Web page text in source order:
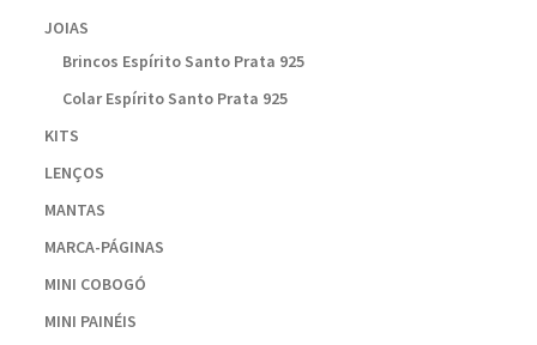
JOIAS
Brincos Espírito Santo Prata 925
Colar Espírito Santo Prata 925
KITS
LENÇOS
MANTAS
MARCA-PÁGINAS
MINI COBOGÓ
MINI PAINÉIS